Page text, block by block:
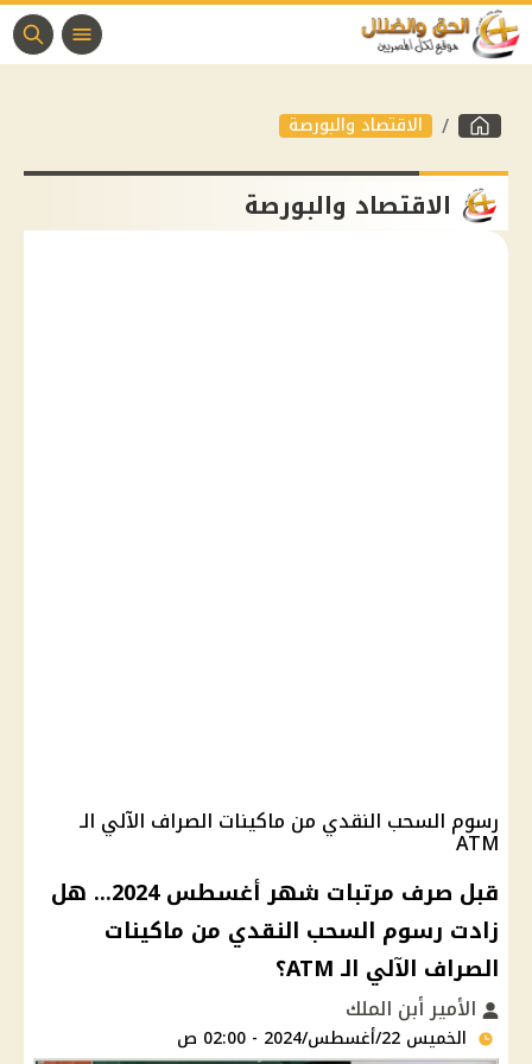
الاقتصاد والبورصة
الاقتصاد والبورصة
رسوم السحب النقدي من ماكينات الصراف الآلي الـ
ATM
قبل صرف مرتبات شهر أغسطس 2024... هل
زادت رسوم السحب النقدي من ماكينات
الصراف الآلي الـ ATM؟
الأمير أبن الملك
الخميس 22/أغسطس/2024 - 02:00 ص